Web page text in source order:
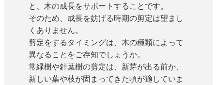
と、木の成長をサポートすることです。
そのため、成長を妨げる時期の剪定は望まし
くありません。
剪定をするタイミングは、木の種類によって
異なることをご存知でしょうか。
常緑樹や針葉樹の剪定は、新芽が出る前か、
新しい葉や枝が固まってきた頃が適していま